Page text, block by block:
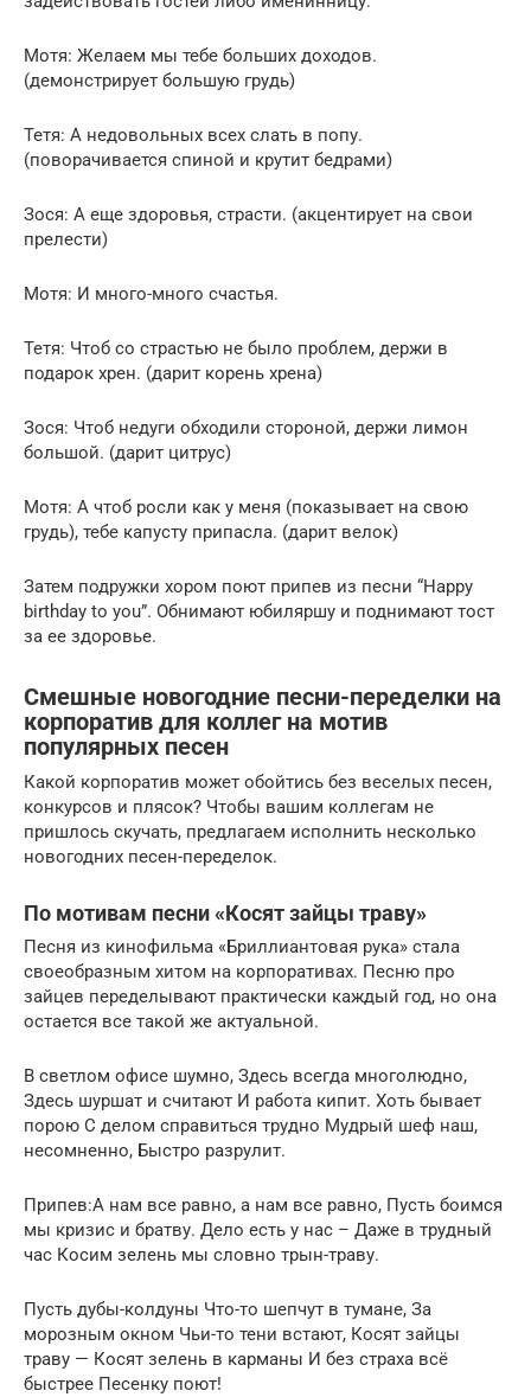
Мотя: Желаем мы тебе больших доходов.
(демонстрирует большую грудь)
Тетя: А недовольных всех слать в попу.
(поворачивается спиной и крутит бедрами)
Зося: А еще здоровья, страсти. (акцентирует на свои
прелести)
Мотя: И много-много счастья.
Тетя: Чтоб со страстью не было проблем, держи в
подарок хрен. (дарит корень хрена)
Зося: Чтоб недуги обходили стороной, держи лимон
большой. (дарит цитрус)
Мотя: А чтоб росли как у меня (показывает на свою
грудь), тебе капусту припасла. (дарит велок)
Затем подружки хором поют припев из песни “Happy
birthday to you”. Обнимают юбиляршу и поднимают тост
за ее здоровье.
Смешные новогодние песни-переделки на
корпоратив для коллег на мотив
популярных песен
Какой корпоратив может обойтись без веселых песен,
конкурсов и плясок? Чтобы вашим коллегам не
пришлось скучать, предлагаем исполнить несколько
новогодних песен-переделок.
По мотивам песни «Косят зайцы траву»
Песня из кинофильма «Бриллиантовая рука» стала
своеобразным хитом на корпоративах. Песню про
зайцев переделывают практически каждый год, но она
остается все такой же актуальной.
В светлом офисе шумно, Здесь всегда многолюдно,
Здесь шуршат и считают И работа кипит. Хоть бывает
порою С делом справиться трудно Мудрый шеф наш,
несомненно, Быстро разрулит.
Припев:А нам все равно, а нам все равно, Пусть боимся
мы кризис и братву. Дело есть у нас – Даже в трудный
час Косим зелень мы словно трын-траву.
Пусть дубы-колдуны Что-то шепчут в тумане, За
морозным окном Чьи-то тени встают, Косят зайцы
траву — Косят зелень в карманы И без страха всё
быстрее Песенку поют!